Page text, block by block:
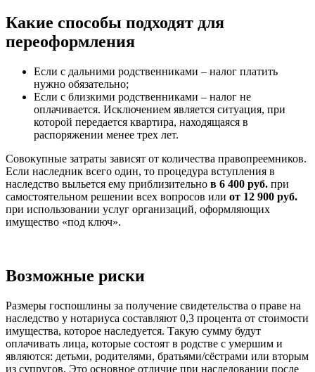
Какие способы подходят для
переоформления
Если с дальними родственниками – налог платить
нужно обязательно;
Если с близкими родственниками – налог не
оплачивается. Исключением является ситуация, при
которой передается квартира, находящаяся в
распоряжении менее трех лет.
Совокупные затраты зависят от количества правопреемников.
Если наследник всего один, то процедура вступления в
наследство выльется ему приблизительно в 6 400 руб. при
самостоятельном решении всех вопросов или от 12 900 руб.
при использовании услуг организаций, оформляющих
имущество «под ключ».
Возможные риски
Размеры госпошлины за получение свидетельства о праве на
наследство у нотариуса составляют 0,3 процента от стоимости
имущества, которое наследуется. Такую сумму будут
оплачивать лица, которые состоят в родстве с умершим и
являются: детьми, родителями, братьями/сёстрами или вторым
из супругов. Это основное отличие при наследовании после